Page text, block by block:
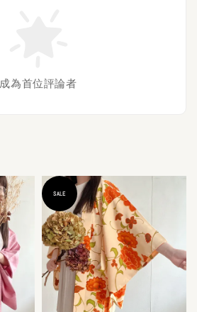
成為首位評論者
SALE